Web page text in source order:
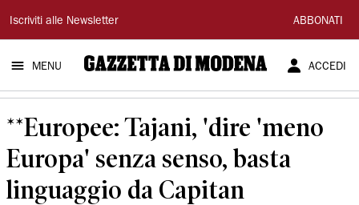
Gazzetta
di
Modena
Iscriviti alle Newsletter ABBONATI
MENU ACCEDI
**Europee: Tajani, 'dire 'meno
Europa' senza senso, basta
linguaggio da Capitan